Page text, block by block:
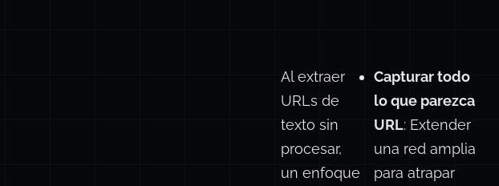
Al extraer
URLs de
Capturar todo
lo que parezca